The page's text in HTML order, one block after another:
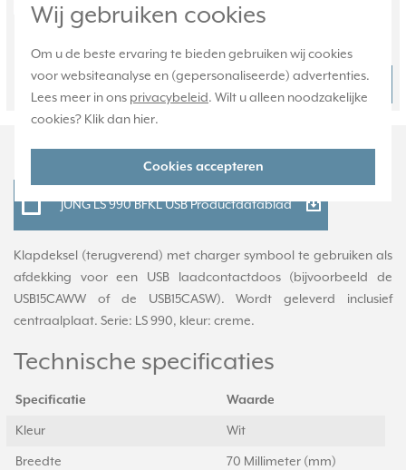
Wij gebruiken cookies
Om u de beste ervaring te bieden gebruiken wij cookies
voor websiteanalyse en (gepersonaliseerde) advertenties.
Lees meer in ons privacybeleid. Wilt u alleen noodzakelijke
cookies? Klik dan hier.
Cookies accepteren
Huidige voorraad:
4,95 +
- Bestel
Productomschrijving
JUNG LS 990 BFKL USB Productdatablad
Klapdeksel (terugverend) met charger symbool te gebruiken als
afdekking voor een USB laadcontactdoos (bijvoorbeeld de
USB15CAWW of de USB15CASW). Wordt geleverd inclusief
centraalplaat. Serie: LS 990, kleur: creme.
Technische specificaties
Specificatie Waarde
Kleur Wit
Breedte 70 Millimeter (mm)